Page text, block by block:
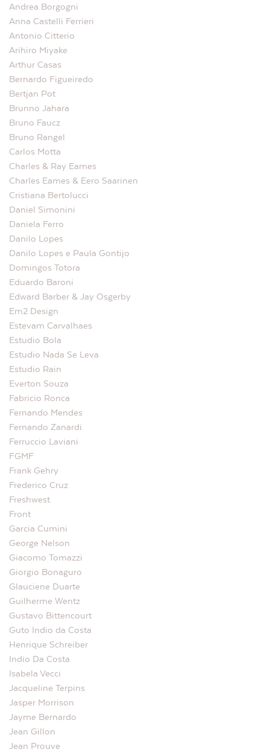
Andrea Borgogni
Anna Castelli Ferrieri
Antonio Citterio
Arihiro Miyake
Arthur Casas
Bernardo Figueiredo
Bertjan Pot
Brunno Jahara
Bruno Faucz
Bruno Rangel
Carlos Motta
Charles & Ray Eames
Charles Eames & Eero Saarinen
Cristiana Bertolucci
Daniel Simonini
Daniela Ferro
Danilo Lopes
Danilo Lopes e Paula Gontijo
Domingos Totora
Eduardo Baroni
Edward Barber & Jay Osgerby
Em2 Design
Estevam Carvalhaes
Estudio Bola
Estudio Nada Se Leva
Estudio Rain
Everton Souza
Fabricio Ronca
Fernando Mendes
Fernando Zanardi
Ferruccio Laviani
FGMF
Frank Gehry
Frederico Cruz
Freshwest
Front
Garcia Cumini
George Nelson
Giacomo Tomazzi
Giorgio Bonaguro
Glauciene Duarte
Guilherme Wentz
Gustavo Bittencourt
Guto Indio da Costa
Henrique Schreiber
Indio Da Costa
Isabela Vecci
Jacqueline Terpins
Jasper Morrison
Jayme Bernardo
Jean Gillon
Jean Prouve